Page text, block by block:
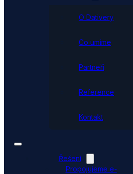
O Dativery
Co umíme
Partneři
Reference
Kontakt
Řešení
Propojujeme e-